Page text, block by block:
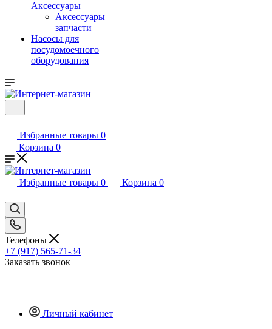
Аксессуары
Аксессуары
запчасти
Насосы для
посудомоечного
оборудования
Избранные товары 0
Корзина 0
Избранные товары 0 Корзина 0
Телефоны
+7 (917) 565-71-34
Заказать звонок
Личный кабинет